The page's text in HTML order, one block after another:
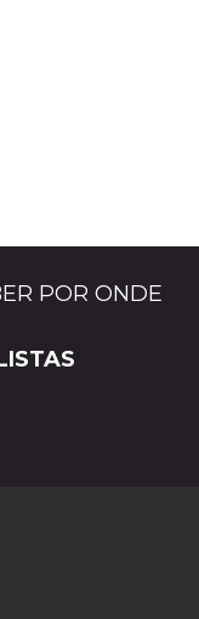
POR ONDE